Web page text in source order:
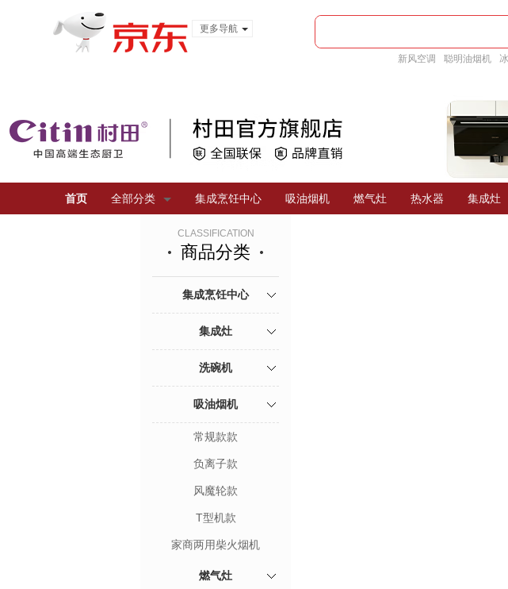
更多导航
新风空调 聪明油烟机
首页 全部分类 集成烹饪中心 吸油烟机 燃气灶 热水器 集成灶
CLASSIFICATION
商品分类
集成烹饪中心
集成灶
洗碗机
吸油烟机
常规款款
负离子款
风魔轮款
T型机款
家商两用柴火烟机
燃气灶